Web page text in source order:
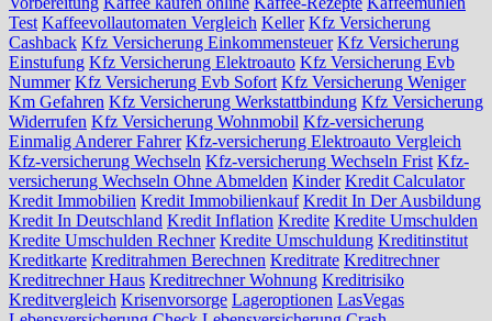
Test Kaffeevollautomaten Vergleich Keller Kfz Versicherung
Cashback Kfz Versicherung Einkommensteuer Kfz Versicherung
Einstufung Kfz Versicherung Elektroauto Kfz Versicherung Evb
Nummer Kfz Versicherung Evb Sofort Kfz Versicherung Weniger
Km Gefahren Kfz Versicherung Werkstattbindung Kfz Versicherung
Widerrufen Kfz Versicherung Wohnmobil Kfz-versicherung
Einmalig Anderer Fahrer Kfz-versicherung Elektroauto Vergleich
Kfz-versicherung Wechseln Kfz-versicherung Wechseln Frist Kfz-
versicherung Wechseln Ohne Abmelden Kinder Kredit Calculator
Kredit Immobilien Kredit Immobilienkauf Kredit In Der Ausbildung
Kredit In Deutschland Kredit Inflation Kredite Kredite Umschulden
Kredite Umschulden Rechner Kredite Umschuldung Kreditinstitut
Kreditkarte Kreditrahmen Berechnen Kreditrate Kreditrechner
Kreditrechner Haus Kreditrechner Wohnung Kreditrisiko
Kreditvergleich Krisenvorsorge Lageroptionen LasVegas